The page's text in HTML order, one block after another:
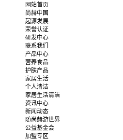
网站首页
尚赫中国
起源发展
荣誉认证
研发中心
联系我们
产品中心
营养食品
护肤产品
家居生活
个人清洁
家居生活清洁
资讯中心
新闻动态
随尚赫游世界
公益基金会
加盟专区